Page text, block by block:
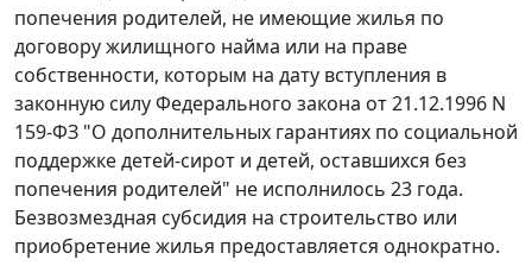
попечения родителей, не имеющие жилья по
договору жилищного найма или на праве
собственности, которым на дату вступления в
законную силу Федерального закона от 21.12.1996 N
159-ФЗ "О дополнительных гарантиях по социальной
поддержке детей-сирот и детей, оставшихся без
попечения родителей" не исполнилось 23 года.
Безвозмездная субсидия на строительство или
приобретение жилья предоставляется однократно.